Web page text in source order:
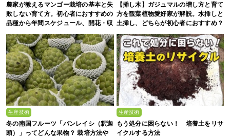
農家が教えるマンゴー栽培の基本と失
敗しない育て方。初心者におすすめの
品種から年間スケジュール、開花・収
穫のコツまで徹底解説
【挿し木】ガジュマルの増し方と育て
方を観葉植物愛好家が解説。水挿しと
土挿し、どちらが初心者におすすめ？
生産技術
冬の南国フルーツ「バンレイシ（釈迦
頭）」ってどんな果物？ 栽培方法や
生産技術
もう処分に困らない！ 培養土をリサ
イクルする方法